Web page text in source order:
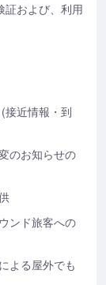
証および、利用
接近情報・到
のお知らせの
ンド旅客への
よる屋外でも